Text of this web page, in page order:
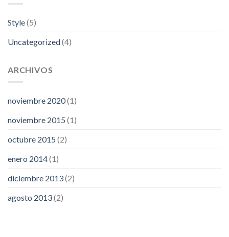
Style(5)
Uncategorized(4)
ARCHIVOS
noviembre 2020(1)
noviembre 2015 (1)
octubre 2015 (2)
enero 2014(1)
diciembre 2013(2)
agosto 2013(2)